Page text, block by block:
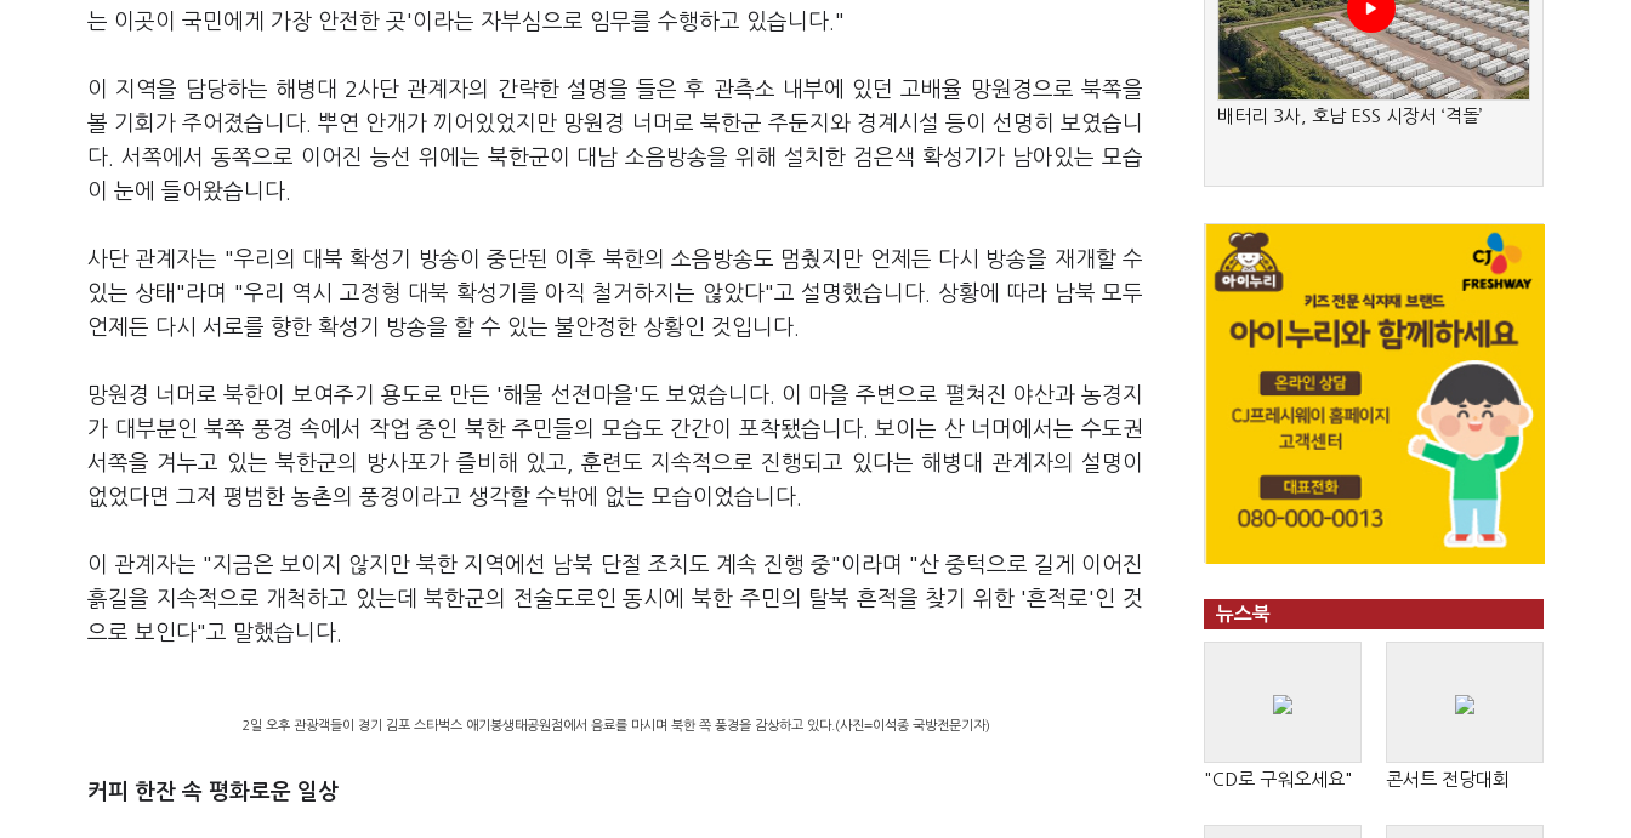
는 이곳이 국민에게 가장 안전한 곳'이라는 자부심으로 임무를 수행하고 있습니다."
이 지역을 담당하는 해병대 2사단 관계자의 간략한 설명을 들은 후 관측소 내부에 있던 고배율 망원경으로 북쪽을
볼 기회가 주어졌습니다. 뿌연 안개가 끼어있었지만 망원경 너머로 북한군 주둔지와 경계시설 등이 선명히 보였습니
다. 서쪽에서 동쪽으로 이어진 능선 위에는 북한군이 대남 소음방송을 위해 설치한 검은색 확성기가 남아있는 모습
이 눈에 들어왔습니다.
사단 관계자는 "우리의 대북 확성기 방송이 중단된 이후 북한의 소음방송도 멈췄지만 언제든 다시 방송을 재개할 수
있는 상태"라며 "우리 역시 고정형 대북 확성기를 아직 철거하지는 않았다"고 설명했습니다. 상황에 따라 남북 모두
언제든 다시 서로를 향한 확성기 방송을 할 수 있는 불안정한 상황인 것입니다.
망원경 너머로 북한이 보여주기 용도로 만든 '해물 선전마을'도 보였습니다. 이 마을 주변으로 펼쳐진 야산과 농경지
가 대부분인 북쪽 풍경 속에서 작업 중인 북한 주민들의 모습도 간간이 포착됐습니다. 보이는 산 너머에서는 수도권
서쪽을 겨누고 있는 북한군의 방사포가 즐비해 있고, 훈련도 지속적으로 진행되고 있다는 해병대 관계자의 설명이
없었다면 그저 평범한 농촌의 풍경이라고 생각할 수밖에 없는 모습이었습니다.
이 관계자는 "지금은 보이지 않지만 북한 지역에선 남북 단절 조치도 계속 진행 중"이라며 "산 중턱으로 길게 이어진
흙길을 지속적으로 개척하고 있는데 북한군의 전술도로인 동시에 북한 주민의 탈북 흔적을 찾기 위한 '흔적로'인 것
으로 보인다"고 말했습니다.
2일 오후 관광객들이 경기 김포 스타벅스 애기봉생태공원점에서 음료를 마시며 북한 쪽 풍경을 감상하고 있다.(사진=이석종 국방전문기자)
커피 한잔 속 평화로운 일상
배터리 3사, 호남 ESS 시장서 ‘격돌’
뉴스북
"CD로 구워오세요" 콘서트 전당대회